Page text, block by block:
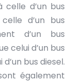
celle d’un bus
d’un bus
d’un bus
celui d’un bus
bus diesel.
également